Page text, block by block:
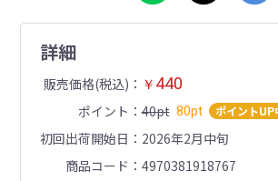
詳細
販売価格(税込) ￥ 440
ポイント 40pt 80pt ポイントUP
初回出荷開始日
2026年2月中旬
商品コード
4970381918767